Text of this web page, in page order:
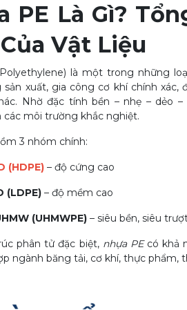
PE Là Gì?
Vật Liệu
là một trong những
sản xuất, gia công cơ khí chính
Nhờ đặc tính bền – nhẹ – dẻo –
các môi trường khắc nghiệt.
3 nhóm chính:
(HDPE) – độ cứng cao
(LDPE) – độ mềm cao
(UHMWPE) – siêu bền, siêu
phân tử đặc biệt, nhựa PEcó khả
ngành băng tải, cơ khí, thực phẩm,